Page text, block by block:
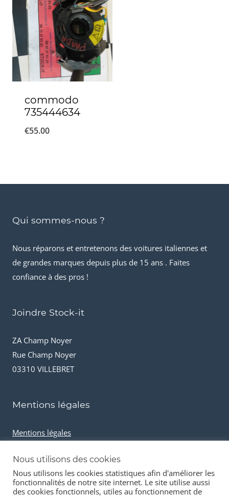
commodo
735444634
€55.00
Qui sommes-nous ?
Nous réparons et entretenons des voitures italiennes et
de grandes marques depuis plus de 15 ans . Faites
confiance à des pros !
Joindre Stock-it
ZA Champ Noyer
Rue Champ Noyer
03310 VILLEBRET
Mentions légales
Mentions légales
Cookies et données personnelles
Nous utilisons des cookies
Nous utilisons les cookies statistiques afin d'améliorer les
fonctionnalités de notre site internet. Le site utilise aussi
des cookies fonctionnels, utiles au fonctionnement de